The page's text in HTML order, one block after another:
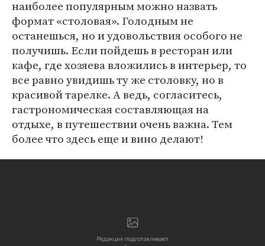
наиболее популярным можно назвать
формат «столовая». Голодным не
останешься, но и удовольствия особого не
получишь. Если пойдешь в ресторан или
кафе, где хозяева вложились в интерьер, то
все равно увидишь ту же столовку, но в
красивой тарелке. А ведь, согласитесь,
гастрономическая составляющая на
отдыхе, в путешествии очень важна. Тем
более что здесь еще и вино делают!